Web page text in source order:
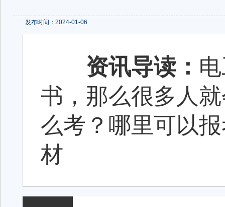
发布时间：2024-01-06
资讯导读：
书，那么很多人
么考？哪里可以
材